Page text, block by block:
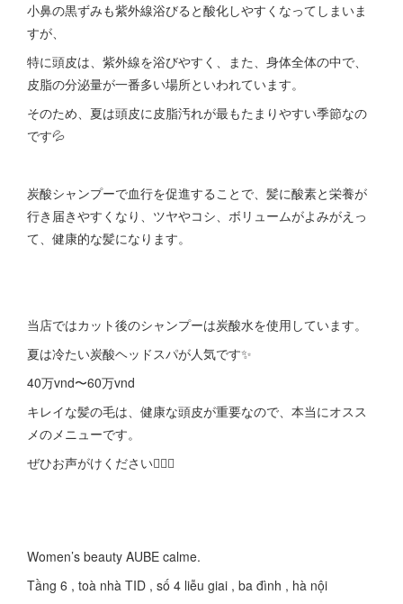
小鼻の黒ずみも紫外線浴びると酸化しやすくなってしまいま
すが、
特に頭皮は、紫外線を浴びやすく、また、身体全体の中で、
皮脂の分泌量が一番多い場所といわれています。
そのため、夏は頭皮に皮脂汚れが最もたまりやすい季節なの
です💦
炭酸シャンプーで血行を促進することで、髪に酸素と栄養が
行き届きやすくなり、ツヤやコシ、ボリュームがよみがえっ
て、健康的な髪になります。
当店ではカット後のシャンプーは炭酸水を使用しています。
夏は冷たい炭酸ヘッドスパが人気です✨
40万vnd〜60万vnd
キレイな髪の毛は、健康な頭皮が重要なので、本当にオスス
メのメニューです。
ぜひお声がけください💇‍♀️✨
Women’s beauty AUBE calme.
Tầng 6 , toà nhà TID , số 4 liễu giai , ba đình , hà nội